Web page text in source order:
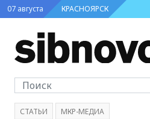
07 августа КРАСНОЯРСК
СТАТЬИ МКР-МЕДИА